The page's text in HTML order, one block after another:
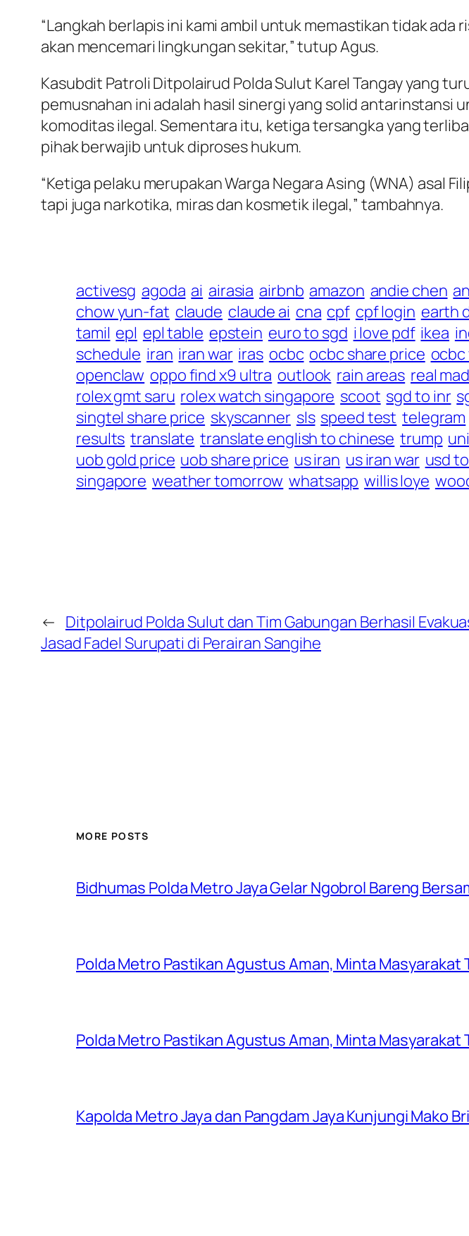
“Langkah berlapis ini kami ambil untuk memastikan tidak
akan mencemari lingkungan sekitar,” tutup Agus.
Kasubdit Patroli Ditpolairud Polda Sulut Karel Tangay yang
pemusnahan ini adalah hasil sinergi yang solid antarinstansi
komoditas ilegal. Sementara itu, ketiga tersangka yang
pihak berwajib untuk diproses hukum.
“Ketiga pelaku merupakan Warga Negara Asing (WNA) asal
tapi juga narkotika, miras dan kosmetik ilegal,” tambahnya.
activesg agoda ai airasia airbnb amazon andie chen
chow yun-fat claude claude ai cna cpf cpf login earth
tamil epl epl table epstein euro to sgd i love pdf ikea
schedule iran iran war iras ocbc ocbc share price
openclaw oppo find x9 ultra outlook rain areas real
rolex gmt saru rolex watch singapore scoot sgd to inr
singtel share price skyscanner sls speed test telegram
results translate translate english to chinese trump
uob gold price uob share price us iran us iran war usd
singapore weather tomorrow whatsapp willis loye
← Ditpolairud Polda Sulut dan Tim Gabungan Berhasil
Jasad Fadel Surupati di Perairan Sangihe
MORE POSTS
Bidhumas Polda Metro Jaya Gelar Ngobrol Bareng
Polda Metro Pastikan Agustus Aman, Minta Masyarakat
Polda Metro Pastikan Agustus Aman, Minta Masyarakat
Kapolda Metro Jaya dan Pangdam Jaya Kunjungi Mako